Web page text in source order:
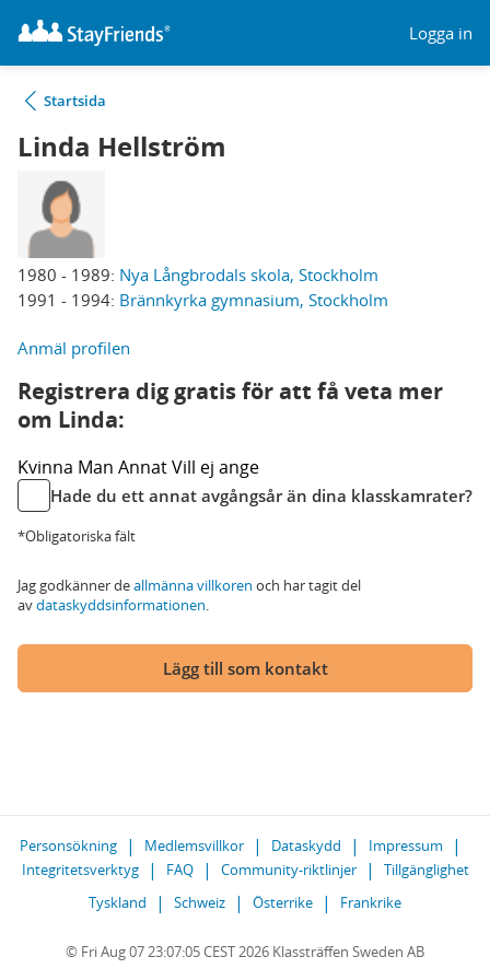
Logga in
Startsida
Linda Hellström
1980 - 1989: Nya Långbrodals skola, Stockholm
1991 - 1994: Brännkyrka gymnasium, Stockholm
Anmäl profilen
Registrera dig gratis för att få veta mer
om Linda:
Kvinna Man AnnatVill ej ange
Hade du ett annat avgångsår än dina klasskamrater?
*Obligatoriska fält
Jag godkänner deallmänna villkoren och har tagit del
avdataskyddsinformationen.
Lägg till som kontakt
Personsökning Medlemsvillkor Dataskydd
Impressum
Integritetsverktyg
FAQ Community-riktlinjer
Tillgänglighet
Tyskland
Schweiz Österrike Frankrike
© Fri Aug 07 23:07:05 CEST 2026 Klassträffen Sweden AB